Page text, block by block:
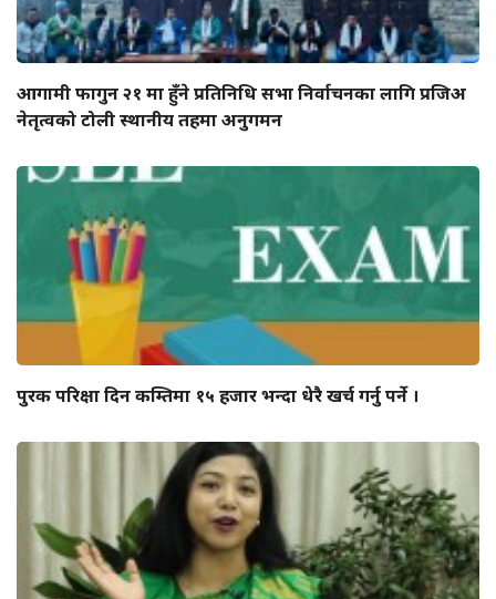
आगामी फागुन २१ मा हुँने प्रतिनिधि सभा निर्वाचनका लागि प्रजिअ
नेतृत्वको टोली स्थानीय तहमा अनुगमन
पुरक परिक्षा दिन कम्तिमा १५ हजार भन्दा धेरै खर्च गर्नु पर्ने ।